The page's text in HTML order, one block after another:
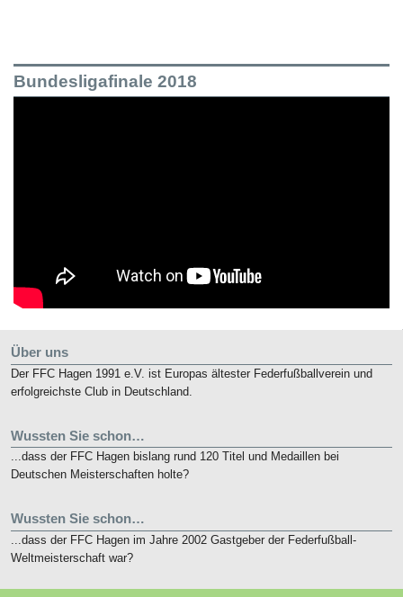
Bundesligafinale 2018
Über uns
Der FFC Hagen 1991 e.V. ist Europas ältester Federfußballverein und
erfolgreichste Club in Deutschland.
Wussten Sie schon…
...dass der FFC Hagen bislang rund 120 Titel und Medaillen bei
Deutschen Meisterschaften holte?
Wussten Sie schon…
...dass der FFC Hagen im Jahre 2002 Gastgeber der Federfußball-
Weltmeisterschaft war?